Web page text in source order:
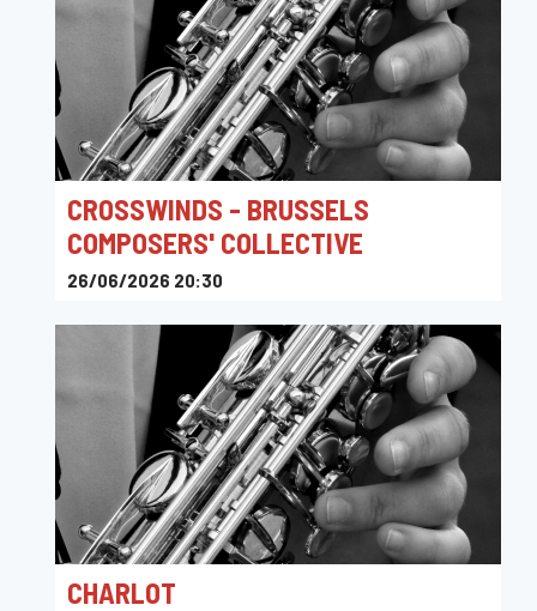
CROSSWINDS - BRUSSELS
COMPOSERS' COLLECTIVE
26/06/2026 20:30
CHARLOT